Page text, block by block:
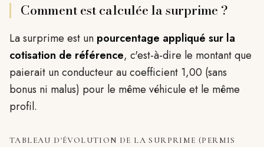
Comment est calculée la surprime ?
La surprime est un pourcentage appliqué sur la
cotisation de référence, c'est-à-dire le montant que
paierait un conducteur au coefficient 1,00 (sans
bonus ni malus) pour le même véhicule et le même
profil.
TABLEAU D'ÉVOLUTION DE LA SURPRIME (PERMIS